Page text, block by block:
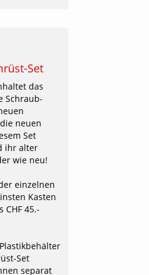
+ Robotik
Set
das
Schraub-
neuen
Set
ihr alter
wie neu!
einzelnen
Kasten
45.-
Set
separat